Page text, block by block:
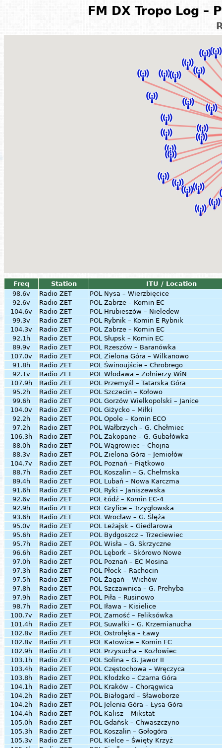
FM DX Tropo Log –
Freq Station
ITU / Location
98.6v
Radio ZET POL Nysa – Wierzbięcice
92.6v
Radio ZET POL Zabrze – Komin EC
104.6v
Radio ZET POL Hrubieszów – Nieledew
99.3v
Radio ZET POL Rybnik – Komin E Rybnik
104.3v
Radio ZET POL Zabrze – Komin EC
92.1h
Radio ZET POL Słupsk – Komin EC
89.9v
Radio ZET POL Rzeszów – Baranówka
107.0v
Radio ZET POL Zielona Góra – Wilkanowo
91.8h
Radio ZET POL Świnoujście – Chrobrego
92.1v
Radio ZET POL Włodawa – Żołnierzy WiN
107.9h
Radio ZET POL Przemyśl – Tatarska Góra
95.2h
Radio ZET POL Szczecin – Kołowo
99.6h
Radio ZET POL Gorzów Wielkopolski – Janice
104.0v
Radio ZET POL Giżycko – Miłki
92.2h
Radio ZET POL Opole – Komin ECO
97.2h
Radio ZET POL Wałbrzych – G. Chełmiec
106.3h
Radio ZET POL Zakopane – G. Gubałówka
88.0h
Radio ZET POL Wągrowiec – Chojna
88.3v
Radio ZET POL Zielona Góra – Jemiołów
104.7v
Radio ZET POL Poznań – Piątkowo
88.7h
Radio ZET POL Koszalin – G. Chełmska
89.4h
Radio ZET POL Lubań – Nowa Karczma
91.6h
Radio ZET POL Ryki – Janiszewska
92.6v
Radio ZET POL Łódź – Komin EC-4
92.9h
Radio ZET POL Gryfice – Trzygłowska
93.6h
Radio ZET POL Wrocław – G. Ślęża
95.0v
Radio ZET POL Leżajsk – Giedlarowa
95.6h
Radio ZET POL Bydgoszcz – Trzeciewiec
95.7h
Radio ZET POL Wisła – G. Skrzyczne
96.6h
Radio ZET POL Lębork – Skórowo Nowe
97.0h
Radio ZET POL Poznań – EC Mosina
97.3h
Radio ZET POL Płock – Rachocin
97.5h
Radio ZET POL Żagań – Wichów
97.8h
Radio ZET POL Szczawnica – G. Prehyba
97.9h
Radio ZET POL Piła – Rusinowo
98.7h
Radio ZET POL Iława – Kisielice
100.7v
Radio ZET POL Zamość – Feliksówka
101.4h
Radio ZET POL Suwałki – G. Krzemianucha
102.8v
Radio ZET POL Ostrołęka – Ławy
102.8v
Radio ZET POL Katowice – Komin EC
102.9h
Radio ZET POL Przysucha – Kozłowiec
103.1h
Radio ZET POL Solina – G. Jawor II
103.4h
Radio ZET POL Częstochowa – Wręczyca
103.8h
Radio ZET POL Kłodzko – Czarna Góra
104.1h
Radio ZET POL Kraków – Chorągwica
104.2h
Radio ZET POL Białogard – Sławoborze
104.2h
Radio ZET POL Jelenia Góra – Łysa Góra
104.4h
Radio ZET POL Kalisz – Mikstat
105.0h
Radio ZET POL Gdańsk – Chwaszczyno
105.3h
Radio ZET POL Koszalin – Gołogóra
105.3v
Radio ZET POL Kielce – Święty Krzyż